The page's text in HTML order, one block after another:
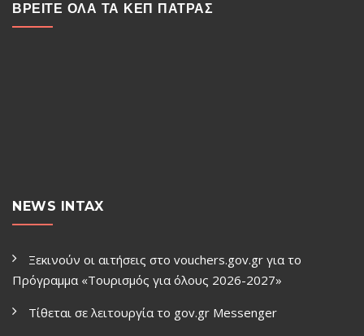
ΒΡΕΙΤΕ ΟΛΑ ΤΑ ΚΕΠ ΠΑΤΡΑΣ
NEWS INTAX
Ξεκινούν οι αιτήσεις στο vouchers.gov.gr για το
Πρόγραμμα «Τουρισμός για όλους 2026-2027»
Τίθεται σε λειτουργία το gov.gr Μessenger